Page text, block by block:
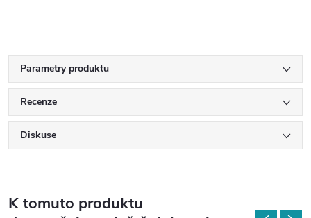
Parametry produktu
Recenze
Diskuse
K tomuto produktu